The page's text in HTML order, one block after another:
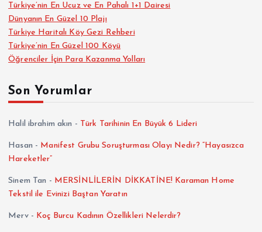
Türkiye’nin En Ucuz ve En Pahalı 1+1 Dairesi
Dünyanın En Güzel 10 Plajı
Türkiye Haritalı Köy Gezi Rehberi
Türkiye’nin En Güzel 100 Köyü
Öğrenciler İçin Para Kazanma Yolları
Son Yorumlar
Halil ibrahim akın - Türk Tarihinin En Büyük 6 Lideri
Hasan - Manifest Grubu Soruşturması Olayı Nedir? “Hayasızca
Hareketler”
Sinem Tan - MERSİNLİLERİN DİKKATİNE! Karaman Home
Tekstil ile Evinizi Baştan Yaratın
Merv- Koç Burcu Kadının Özellikleri Nelerdir?